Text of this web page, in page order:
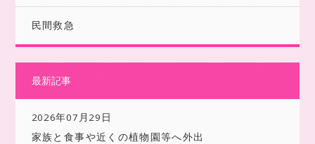
民間救急
最新記事
2026年07月29日
家族と食事や近くの植物園等へ外出